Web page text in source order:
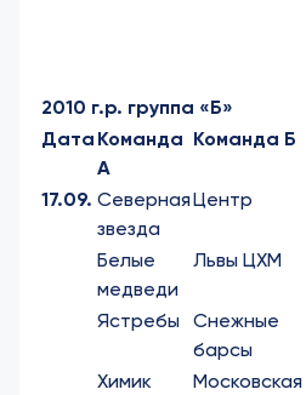
2010 г.р. группа «Б»
Дата Команда
А
Команда Б
17.09. Северная
звезда
Центр
Белые
медведи
Львы ЦХМ
Ястребы
Снежные
барсы
Химик
Московская